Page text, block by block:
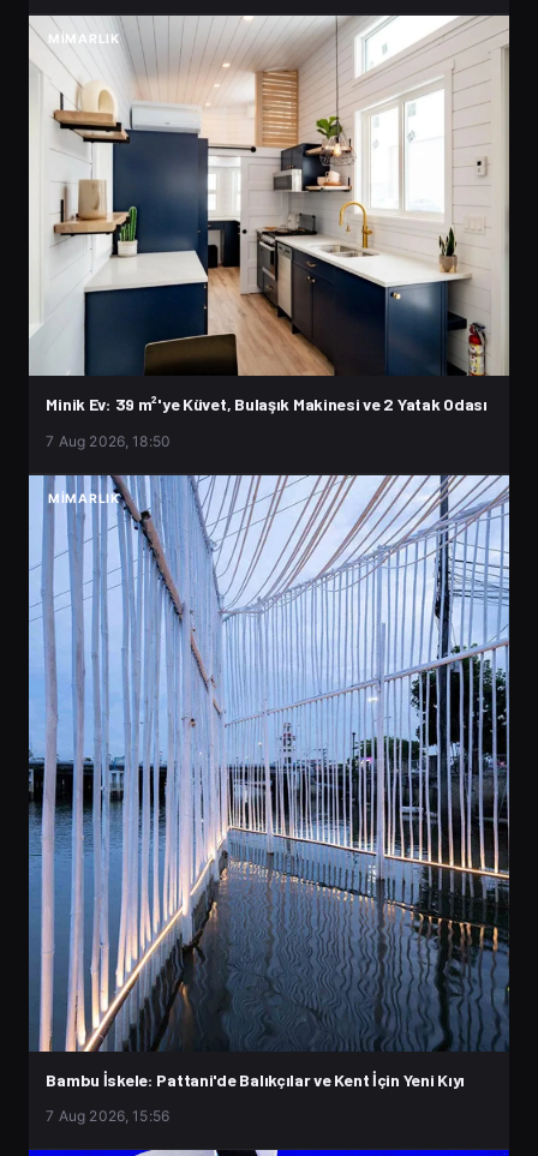
MIMARLIK
Minik Ev: 39 m²'ye Küvet, Bulaşık Makinesi ve 2 Yatak Odası
7 Aug 2026, 18:50
MIMARLIK
Bambu İskele: Pattani'de Balıkçılar ve Kent İçin Yeni Kıyı
7 Aug 2026, 15:56